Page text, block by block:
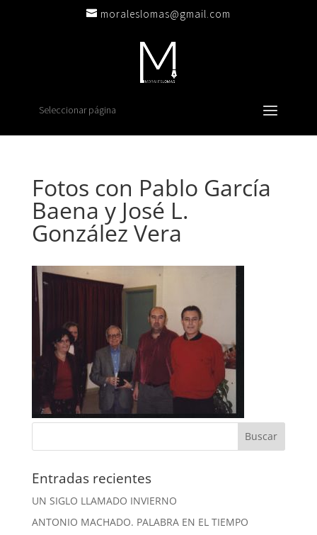
moraleslomas@gmail.com
Seleccionar página
Fotos con Pablo García
Baena y José L.
González Vera
Entradas recientes
UN SIGLO LLAMADO INVIERNO
ANTONIO MACHADO. PALABRA EN EL TIEMPO